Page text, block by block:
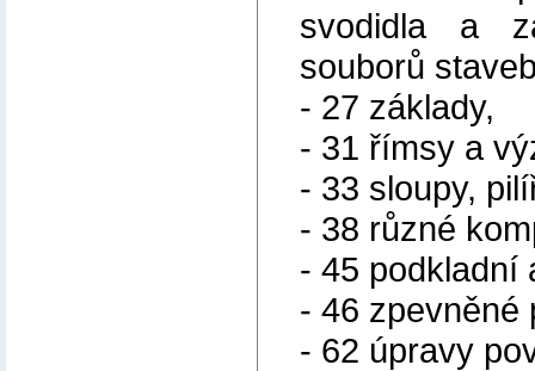
svodidla a
souborů
- 27 základy,
- 31 římsy a
- 33 sloupy,
- 38 různé
- 45 podkladní
- 46 zpevněné
- 62 úpravy